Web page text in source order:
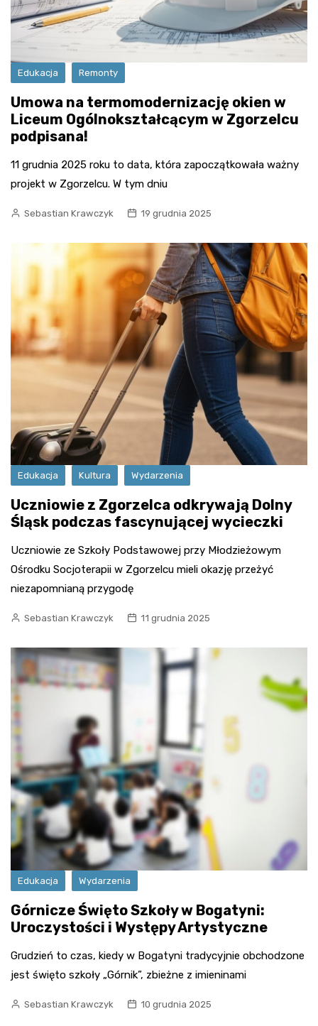
Edukacja Remonty
Umowa na termomodernizację okien w
Liceum Ogólnokształcącym w Zgorzelcu
podpisana!
11 grudnia 2025 roku to data, która zapoczątkowała ważny
projekt w Zgorzelcu. W tym dniu
Sebastian Krawczyk 19 grudnia 2025
Edukacja Kultura Wydarzenia
Uczniowie z Zgorzelca odkrywają Dolny
Śląsk podczas fascynującej wycieczki
Uczniowie ze Szkoły Podstawowej przy Młodzieżowym
Ośrodku Socjoterapii w Zgorzelcu mieli okazję przeżyć
niezapomnianą przygodę
Sebastian Krawczyk 11 grudnia 2025
Edukacja Wydarzenia
Górnicze Święto Szkoły w Bogatyni:
Uroczystości i Występy Artystyczne
Grudzień to czas, kiedy w Bogatyni tradycyjnie obchodzone
jest święto szkoły „Górnik”, zbieżne z imieninami
Sebastian Krawczyk 10 grudnia 2025